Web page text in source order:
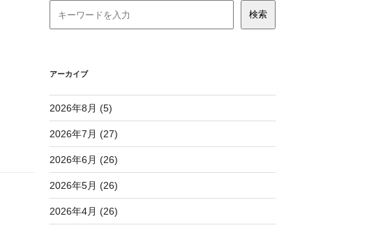
アーカイブ
2026年8月 (5)
2026年7月 (27)
2026年6月 (26)
2026年5月 (26)
2026年4月 (26)